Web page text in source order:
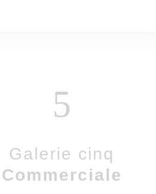
5
Galerie cinq
Commerciale